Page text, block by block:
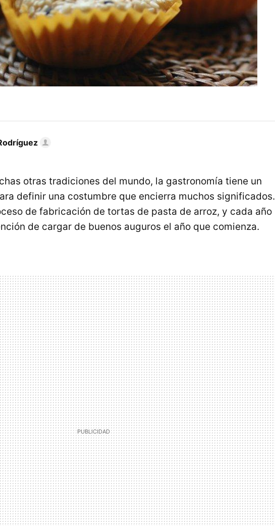
otras tradiciones del mundo, la gastronomía tiene un
definir una costumbre que encierra muchos significados.
de fabricación de tortas de pasta de arroz, y cada año
de cargar de buenos auguros el año que comienza.